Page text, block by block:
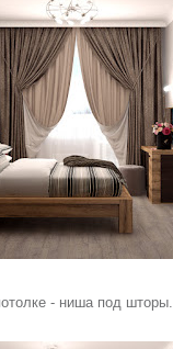
- ниша под шторы.